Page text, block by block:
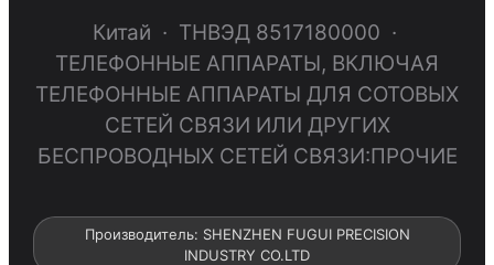
Китай · ТНВЭД 8517180000 ·
ТЕЛЕФОННЫЕ АППАРАТЫ, ВКЛЮЧАЯ
ТЕЛЕФОННЫЕ АППАРАТЫ ДЛЯ СОТОВЫХ
СЕТЕЙ СВЯЗИ ИЛИ ДРУГИХ
БЕСПРОВОДНЫХ СЕТЕЙ СВЯЗИ:ПРОЧИЕ
Производитель: SHENZHEN FUGUI PRECISION
INDUSTRY CO.LTD